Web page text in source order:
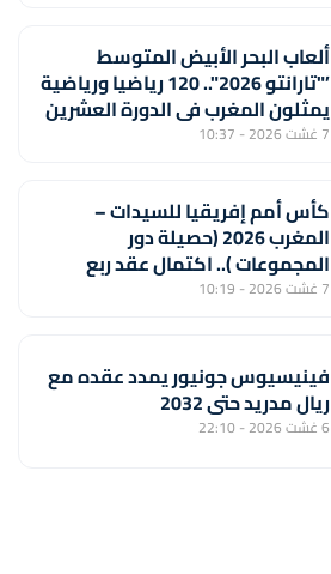
ألعاب البحر الأبيض المتوسط
’"تارانتو 2026".. 120 رياضيا ورياضية
يمثلون المغرب في الدورة العشرين
7 غشت 2026 - 10:37
كأس أمم إفريقيا للسيدات –
المغرب 2026 (حصيلة دور
المجموعات ).. اكتمال عقد ربع
النهائي ولبؤات الأطلس أمام جنوب
7 غشت 2026 - 10:19
فينيسيوس جونيور يمدد عقده مع
ريال مدريد حتى 2032
6 غشت 2026 - 22:10